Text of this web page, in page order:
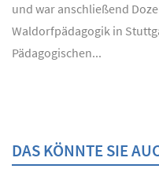
und war anschließend
Waldorfpädagogik in
Pädagogischen...
DAS KÖNNTE SIE